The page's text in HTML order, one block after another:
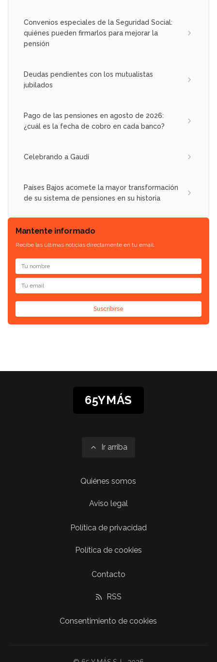
Convenios especiales de la Seguridad Social:
quiénes pueden firmarlos para mejorar la
pensión
Deudas pendientes con los mutualistas
jubilados
Pago de las pensiones en agosto de 2026:
¿cuál es la fecha de cobro en cada banco?
Celebrando a Gaudí
Países Bajos acomete la mayor transformación
de su sistema de pensiones en su historia
Mantente informado
Recibe las últimas noticias directamente en tu email.
Suscribirse
65YMÁS
Ir arriba
Quiénes somos
Aviso legal
Política de privacidad
Política de cookies
Contacto
RSS
Consentimiento de cookies